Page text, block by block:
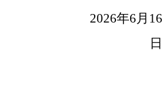
2026年6月 16
日